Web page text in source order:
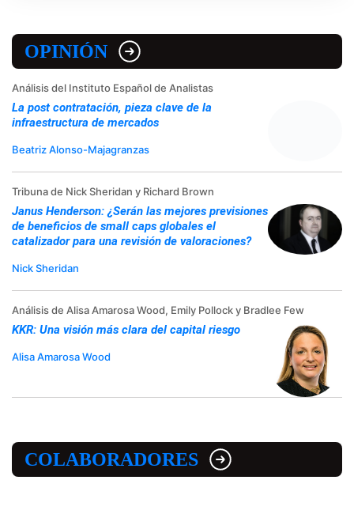
OPINIÓN
Análisis del Instituto Español de Analistas
La post contratación, pieza clave de la
infraestructura de mercados
Beatriz Alonso-Majagranzas
Tribuna de Nick Sheridan y Richard Brown
Janus Henderson: ¿Serán las mejores previsiones
de beneficios de small caps globales el
catalizador para una revisión de valoraciones?
Nick Sheridan
Análisis de Alisa Amarosa Wood, Emily Pollock y Bradlee Few
KKR: Una visión más clara del capital riesgo
Alisa Amarosa Wood
COLABORADORES